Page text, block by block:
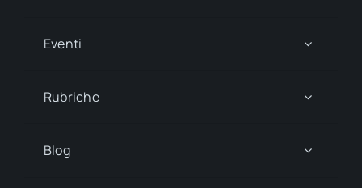
Eventi
Rubriche
Blog